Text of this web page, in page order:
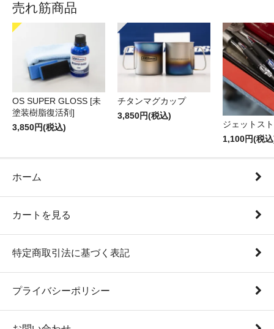
売れ筋商品
OS SUPER GLOSS [未
塗装樹脂復活剤]
3,850円(税込)
チタンマグカップ
3,850円(税込)
ジェットス
1,100円(税
ホーム
カートを見る
特定商取引法に基づく表記
プライバシーポリシー